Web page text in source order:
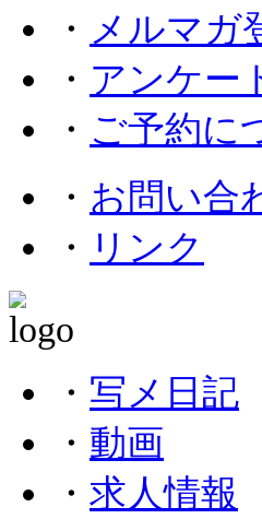
・ メルマガ
・ アンケー
・ ご予約に
・ お問い合
・ リンク
・ 写メ日記
・ 動画
・ 求人情報